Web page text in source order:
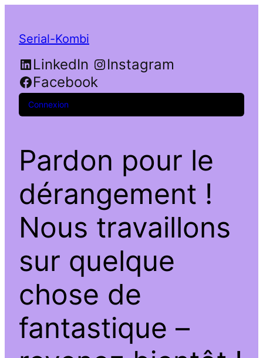
Serial-Kombi
LinkedIn
Instagram
Facebook
Connexion
Pardon pour le
dérangement !
Nous travaillons
sur quelque
chose de
fantastique –